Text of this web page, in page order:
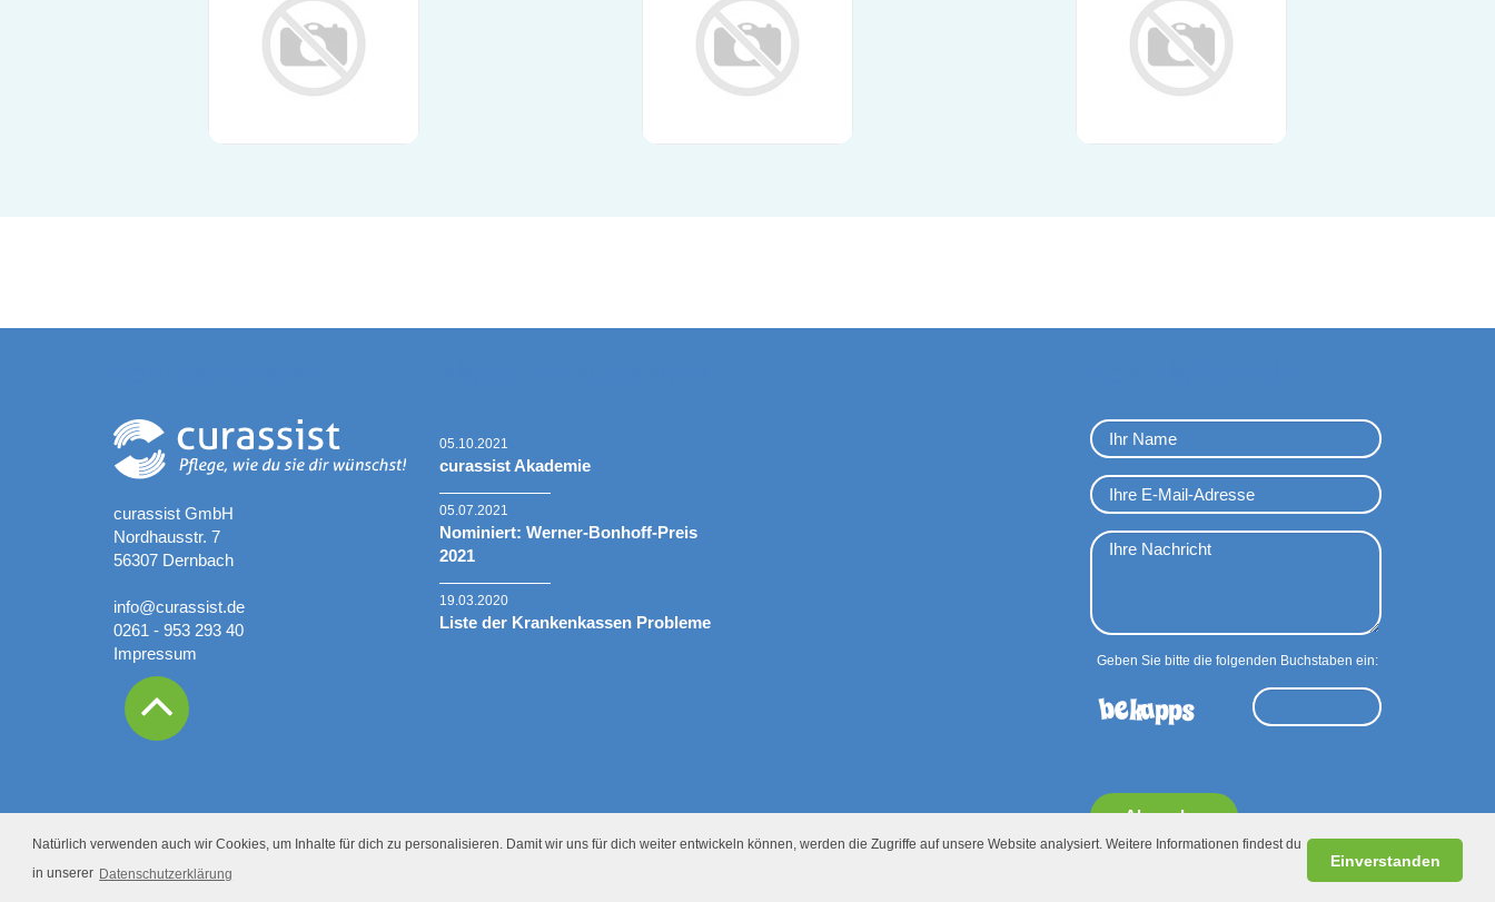
Natürlich verwenden auch wir Cookies, um Inhalte für dich zu personalisieren. Damit wir uns für dich weiter entwickeln können, werden die Zugriffe auf unsere Website analysiert. Weitere Informationen findest du
in unserer Datenschutzerklärung
Einverstanden
curassist GmbH
Nordhausstr. 7
56307 Dernbach
info@curassist.de
0261 - 953 293 40
Impressum
05.10.2021
curassist Akademie
05.07.2021
Nominiert: Werner-Bonhoff-Preis
2021
19.03.2020
Liste der Krankenkassen Probleme
Geben Sie bitte die folgenden Buchstaben ein:
Absenden